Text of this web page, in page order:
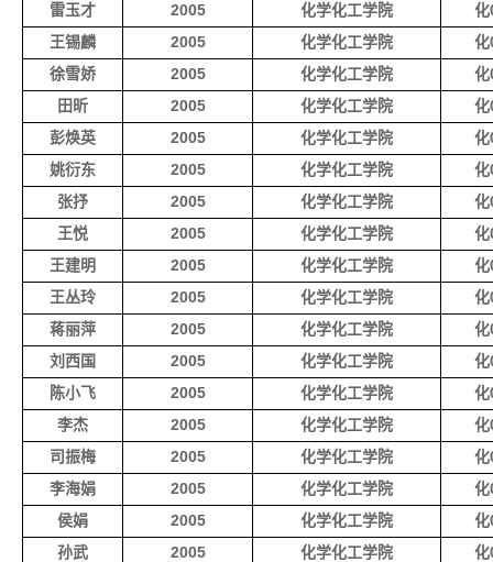
雷玉才
2005 化学化工学院
化
王锡麟
2005 化学化工学院
化
徐雪娇
2005 化学化工学院
化
田昕
2005 化学化工学院
化
彭焕英
2005 化学化工学院
化
姚衍东
2005 化学化工学院
化
张抒
2005 化学化工学院
化
王悦
2005 化学化工学院
化
王建明
2005 化学化工学院
化
王丛玲
2005 化学化工学院
化
蒋丽萍
2005 化学化工学院
化
刘西国
2005 化学化工学院
化
陈小飞
2005 化学化工学院
化
李杰
2005 化学化工学院
化
司振梅
2005 化学化工学院
化
李海娟
2005 化学化工学院
化
侯娟
2005 化学化工学院
化
孙武
2005 化学化工学院
化